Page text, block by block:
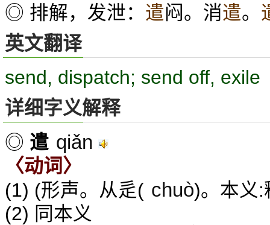
◎ 排解，发泄： 遣闷。消遣。
英文翻译
send, dispatch; send off, exile
详细字义解释
◎ 遣 qiǎn
〈动词〉
(1) (形声。从辵( chuò)。本义:
(2) 同本义